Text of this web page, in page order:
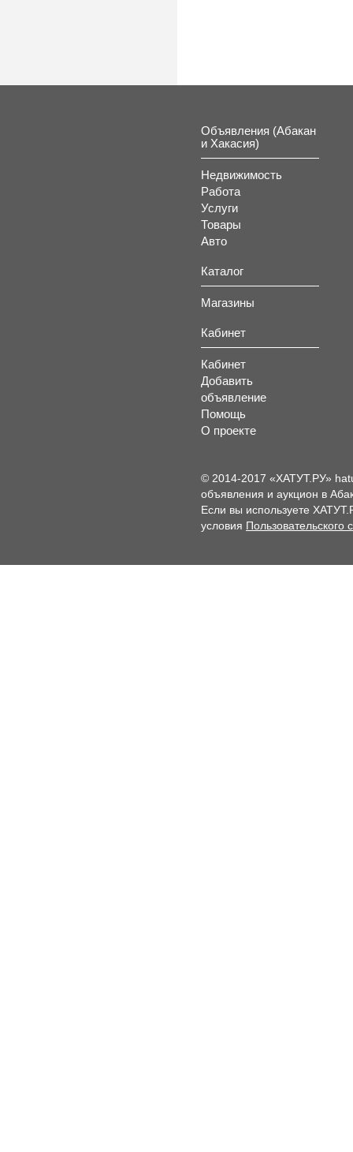
Объявления (Абакан
и Хакасия)
Недвижимость
Работа
Услуги
Товары
Авто
Каталог
Магазины
Кабинет
Кабинет
Добавить
объявление
Помощь
О проекте
© 2014-2017 «ХАТУТ.РУ»
объявления и аукцион в
Если вы используете
условия Пользовательского